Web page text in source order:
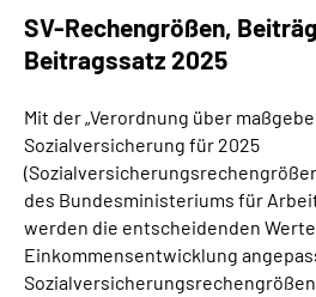
SV-Rechengrößen,
Beitragssatz 2025
Mit der „Verordnung über
Sozialversicherung für 2025
des Bundesministeriums für Arbeit
werden die entscheidenden
Einkommensentwicklung